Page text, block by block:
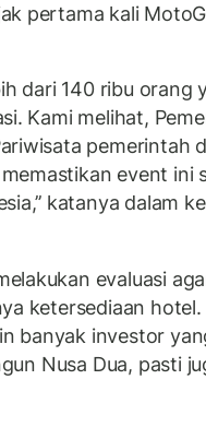
pertama kali
dari 140 ribu orang
Kami melihat,
pemerintah
event ini
katanya dalam
evaluasi
ketersediaan
banyak investor
Nusa Dua, pasti